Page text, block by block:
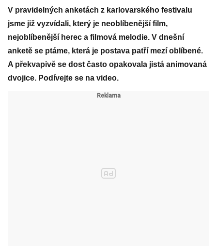
V pravidelných anketách z karlovarského festivalu
jsme již vyzvídali, který je neoblíbenější film,
nejoblíbenější herec a filmová melodie. V dnešní
anketě se ptáme, která je postava patří mezí oblíbené.
A překvapivě se dost často opakovala jistá animovaná
dvojice. Podívejte se na video.